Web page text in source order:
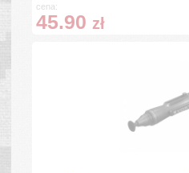
cena:
45.90 zł